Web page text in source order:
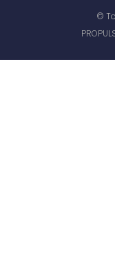
©